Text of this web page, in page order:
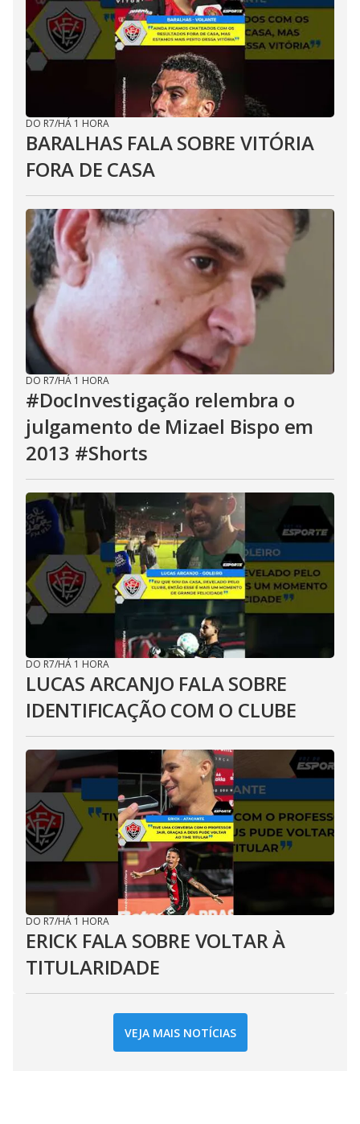
DO R7/HÁ 1 HORA
BARALHAS FALA SOBRE VITÓRIA
FORA DE CASA
DO R7/HÁ 1 HORA
#DocInvestigação relembra o
julgamento de Mizael Bispo em
2013 #Shorts
DO R7/HÁ 1 HORA
LUCAS ARCANJO FALA SOBRE
IDENTIFICAÇÃO COM O CLUBE
DO R7/HÁ 1 HORA
ERICK FALA SOBRE VOLTAR À
TITULARIDADE
VEJA MAIS NOTÍCIAS